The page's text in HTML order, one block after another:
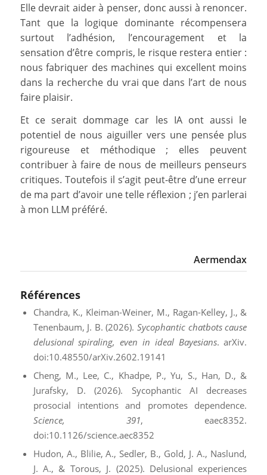
Elle devrait aider à penser, donc aussi à renoncer.
Tant que la logique dominante récompensera
surtout l’adhésion, l’encouragement et la
sensation d’être compris, le risque restera entier :
nous fabriquer des machines qui excellent moins
dans la recherche du vrai que dans l’art de nous
faire plaisir.
Et ce serait dommage car les IA ont aussi le
potentiel de nous aiguiller vers une pensée plus
rigoureuse et méthodique ; elles peuvent
contribuer à faire de nous de meilleurs penseurs
critiques. Toutefois il s’agit peut-être d’une erreur
de ma part d’avoir une telle réflexion ; j’en parlerai
à mon LLM préféré.
Aermendax
Références
Chandra, K., Kleiman-Weiner, M., Ragan-Kelley, J., &
Tenenbaum, J. B. (2026).Sycophantic chatbots cause
delusional spiraling, even in ideal Bayesians. arXiv.
doi:10.48550/arXiv.2602.19141
Cheng, M., Lee, C., Khadpe, P., Yu, S., Han, D., &
Jurafsky, D. (2026). Sycophantic AI decreases
prosocial intentions and promotes dependence.
Science, 391, eaec8352.
doi:10.1126/science.aec8352
Hudon, A., Blilie, A., Sedler, B., Gold, J. A., Naslund,
J. A., & Torous, J. (2025). Delusional experiences